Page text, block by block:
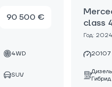
90 500 €
4WD
SUV
class
Год:
20107
Гибрид